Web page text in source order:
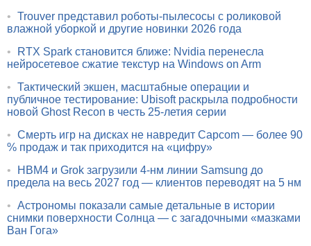
• Trouver представил роботы-пылесосы с роликовой
влажной уборкой и другие новинки 2026 года
•
RTX Spark становится ближе: Nvidia перенесла
нейросетевое сжатие текстур на Windows on Arm
• Тактический экшен, масштабные операции и
публичное тестирование: Ubisoft раскрыла подробности
новой Ghost Recon в честь 25-летия серии
• Смерть игр на дисках не навредит Capcom — более 90
% продаж и так приходится на «цифру»
•
HBM4 и Grok загрузили 4-нм линии Samsung до
предела на весь 2027 год — клиентов переводят на 5 нм
• Астрономы показали самые детальные в истории
снимки поверхности Солнца — с загадочными «мазками
Ван Гога»